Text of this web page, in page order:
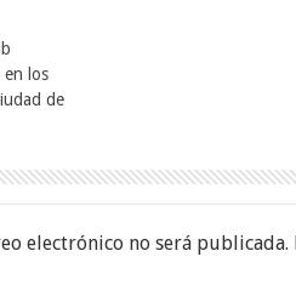
en los
de
electrónico no será publicada.